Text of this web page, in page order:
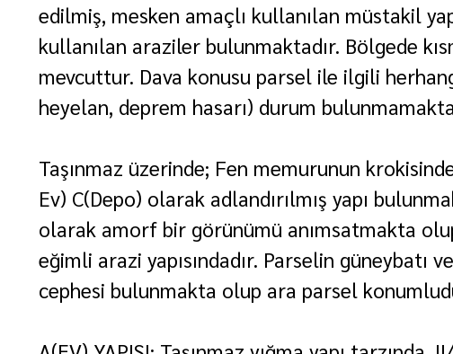
edilmiş, mesken amaçlı kullanılan müstakil
kullanılan araziler bulunmaktadır. Bölgede
mevcuttur. Dava konusu parsel ile ilgili
heyelan, deprem hasarı) durum
Taşınmaz üzerinde; Fen memurunun
Ev) C(Depo) olarak adlandırılmış yapı
olarak amorf bir görünümü anımsatmakta
eğimli arazi yapısındadır. Parselin güneybatı
cephesi bulunmakta olup ara parsel